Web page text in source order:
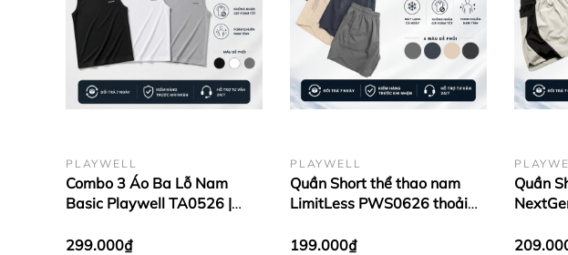
Giao hàng toàn quốc nhanh chóng.
#PlaywellSportswear #Playwell #QuanShortNamPW8244 #QuickDry
PLAYWELL
Combo 3 Áo Ba Lỗ Nam
Basic Playwell TA0526 |
- Dễ Phối Đồ
299.000₫
PLAYWELL
Quần Short thể thao nam
LimitLess PWS0626 thoải
chạy bộ
199.000₫
Quần
chạy bộ